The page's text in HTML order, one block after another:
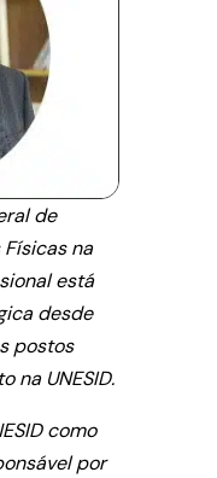
de
Físicas na
está
desde
postos
na UNESID.
como
por